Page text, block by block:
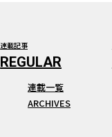
連載記事
連載一覧
ARCHIVES